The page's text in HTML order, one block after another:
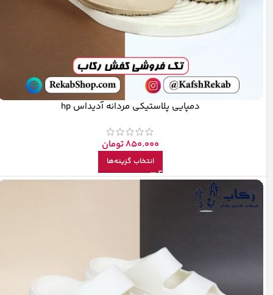
دمپایی پلاستیکی مردانه آدیداس hp
850.000تومان
انتخاب گزینه‌ها